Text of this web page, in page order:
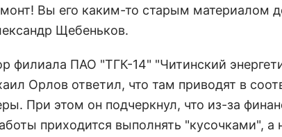
Вы его каким-то старым материалом
Щебеньков.
филиала ПАО "ТГК-14" "Читинский
Орлов ответил, что там приводят в
При этом он подчеркнул, что из-за
приходится выполнять "кусочками", а